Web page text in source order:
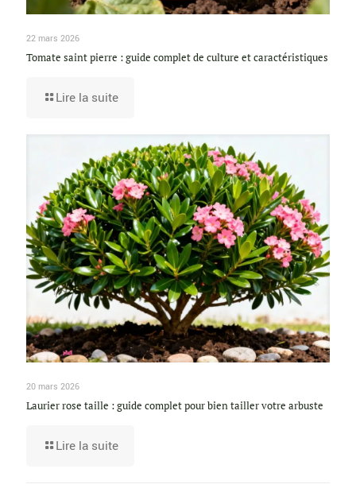
22 mars 2026
Tomate saint pierre : guide complet de culture et caractéristiques
Lire la suite
20 mars 2026
Laurier rose taille : guide complet pour bien tailler votre arbuste
Lire la suite